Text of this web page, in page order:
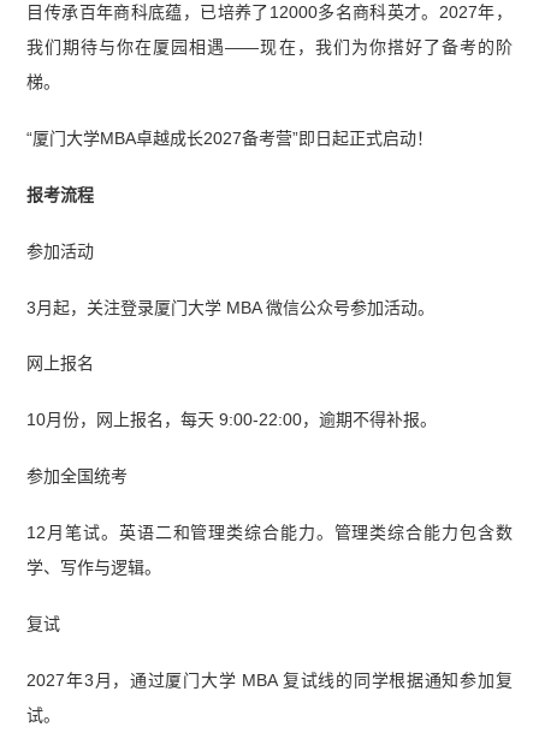
基础摸底测试卷）】 【2027MBA英语（二）裸考
试卷（零基础摸底测试卷）】
目传承百年商科底蕴，已培养了12000多名商科英才。2027年，
我们期待与你在厦园相遇——现在，我们为你搭好了备考的阶
梯。
“厦门大学MBA卓越成长2027备考营”即日起正式启动！
报考流程
参加活动
3月起，关注登录厦门大学 MBA 微信公众号参加活动。
网上报名
10月份，网上报名，每天 9:00-22:00，逾期不得补报。
参加全国统考
12月笔试。英语二和管理类综合能力。管理类综合能力包含数
学、写作与逻辑。
复试
2027年3月，通过厦门大学 MBA 复试线的同学根据通知参加复
试。